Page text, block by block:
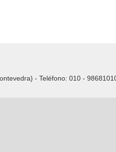
- Teléfono: 010 -